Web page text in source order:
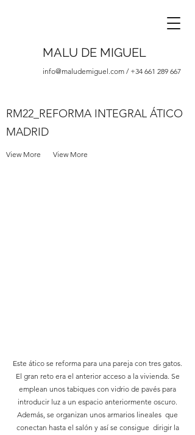
MALU DE MIGUEL
info@maludemiguel.com / +34 661 289 667
RM22_REFORMA INTEGRAL ÁTICO
MADRID
View More View More
Este ático se reforma para una pareja con tres gatos.
El gran reto era el anterior acceso a la vivienda. Se
emplean unos tabiques con vidrio de pavés para
introducir luz a un espacio anteriormente oscuro.
Además, se organizan unos armarios lineales que
conectan hasta el salón y así se consigue dirigir la